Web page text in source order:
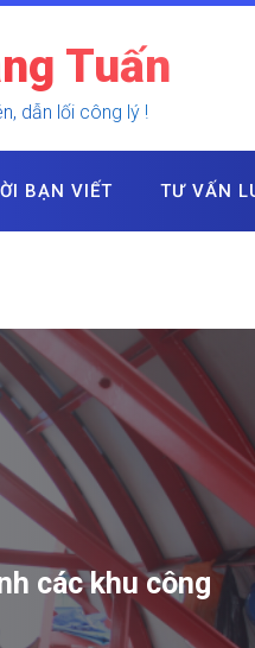
Tuấn
dẫn lối công lý !
BẠN VIẾT TƯ VẤN
các khu công